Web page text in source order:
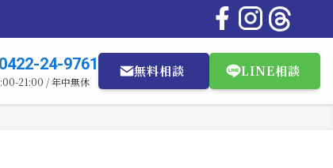
0422-24-9761
21:00 / 年中無休
無料相談 LINE相談